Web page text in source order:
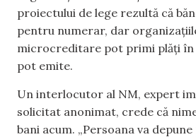
proiectului de lege rezultă că
pentru numerar, dar
microcreditare pot primi plăți în
pot emite.
Un interlocutor al NM, expert
solicitat anonimat, crede că
bani acum. „Persoana va